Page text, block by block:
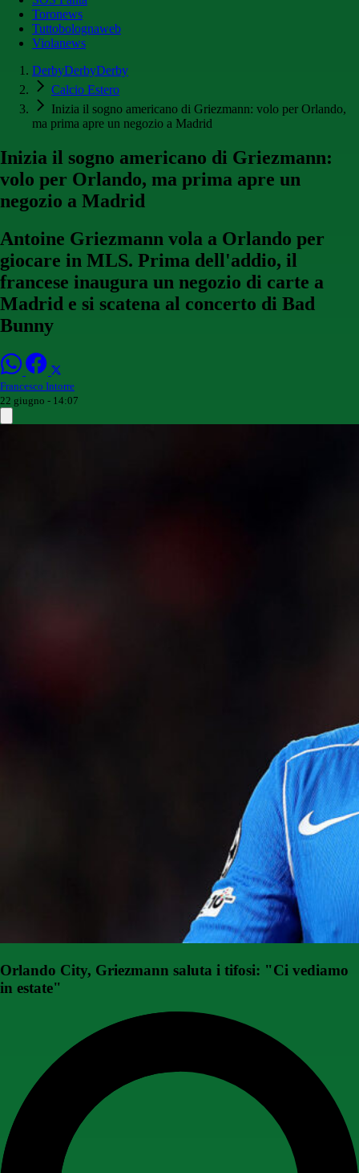
Toronews
Tuttobolognaweb
Violanews
DerbyDerbyDerby
Calcio Estero
Inizia il sogno americano di Griezmann: volo per Orlando,
ma prima apre un negozio a Madrid
Inizia il sogno americano di Griezmann:
volo per Orlando, ma prima apre un
negozio a Madrid
Antoine Griezmann vola a Orlando per
giocare in MLS. Prima dell'addio, il
francese inaugura un negozio di carte a
Madrid e si scatena al concerto di Bad
Bunny
Francesco Intorre
22 giugno - 14:07
Orlando City, Griezmann saluta i tifosi: "Ci vediamo
in estate"